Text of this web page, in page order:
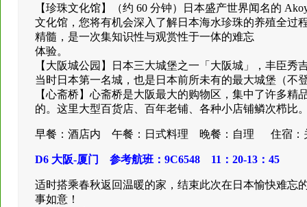
【珍珠文化馆】（约 60 分钟）日本盛产世界闻名的
文化馆，您将有机会深入了解日本海水珍珠的养殖全过
精髓，是一次集知识性与观赏性于一体的难忘
体验。
【大阪城公园】日本三大城堡之一「大阪城」，丰臣
当时日本第一名城，也是日本前所未有的最大城堡（不
【心斋桥】心斋桥是大阪最大的购物区，集中了许多
的。这里大型百货店、百年老铺、各种小店铺鳞次栉比
早餐：酒店内 午餐：日式料理 晚餐：自理 住宿：
D6 大阪-厦门 参考航班：9C6548 11：20-13：45
适时搭乘春秋返回温暖的家，结束此次在日本愉快难忘
事如意！